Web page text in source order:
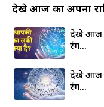
देखे आज का अपना
देखे आज
रंग…
देखे आज
रंग…